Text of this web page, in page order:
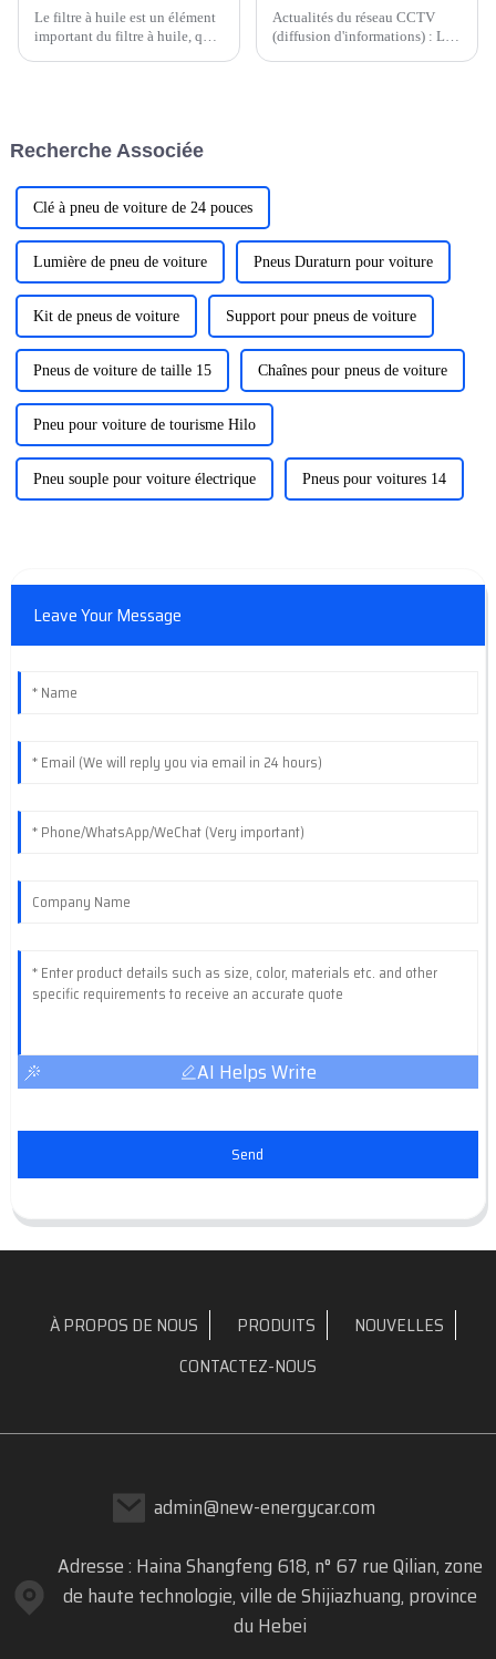
Le filtre à huile est un élément
important du filtre à huile, qui
Actualités du réseau CCTV
(diffusion d'informations) : Les
Recherche Associée
Clé à pneu de voiture de 24 pouces
Lumière de pneu de voiture Pneus Duraturn pour voiture
Kit de pneus de voiture Support pour pneus de voiture
Pneus de voiture de taille 15 Chaînes pour pneus de voiture
Pneu pour voiture de tourisme Hilo
Pneu souple pour voiture électrique Pneus pour voitures 14
Leave Your Message
AI Helps Write
Send
À PROPOS DE NOUS PRODUITS
NOUVELLES
CONTACTEZ-NOUS
admin@new-energycar.com
Adresse : Haina Shangfeng 618, n° 67 rue Qilian, zone
de haute technologie, ville de Shijiazhuang, province
du Hebei